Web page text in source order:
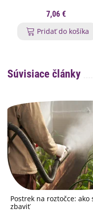
7,06 €
Pridať do košíka
Súvisiace články
Postrek na roztočce:
zbaviť